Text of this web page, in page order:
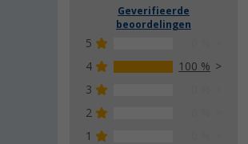
Geverifieerde
beoordelingen
5
4
100 %
3
2
1